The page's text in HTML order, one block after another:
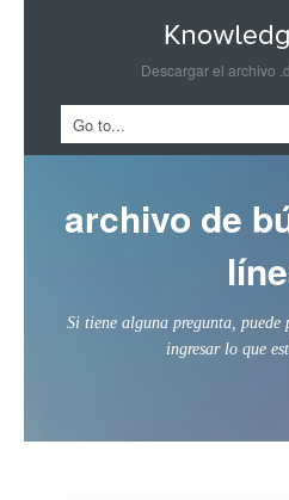
Descargar el archivo
archivo de
Si tiene alguna pregunta,
ingresar lo que